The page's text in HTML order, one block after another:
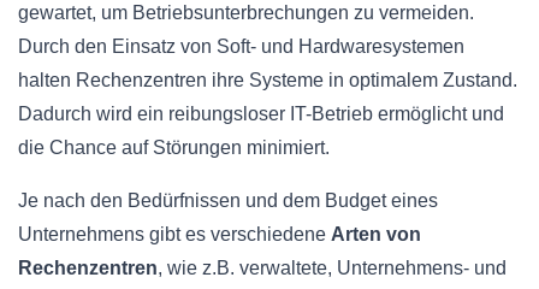
gewartet, um Betriebsunterbrechungen zu vermeiden.
Durch den Einsatz von Soft- und Hardwaresystemen
halten Rechenzentren ihre Systeme in optimalem Zustand.
Dadurch wird ein reibungsloser IT-Betrieb ermöglicht und
die Chance auf Störungen minimiert.
Je nach den Bedürfnissen und dem Budget eines
Unternehmens gibt es verschiedene Arten von
Rechenzentren, wie z.B. verwaltete, Unternehmens- und